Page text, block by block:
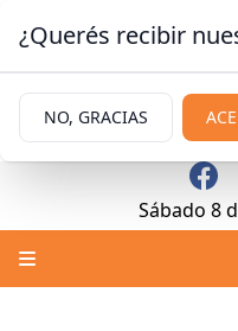
Sábado 8
¿Querés recibir
NO, GRACIAS